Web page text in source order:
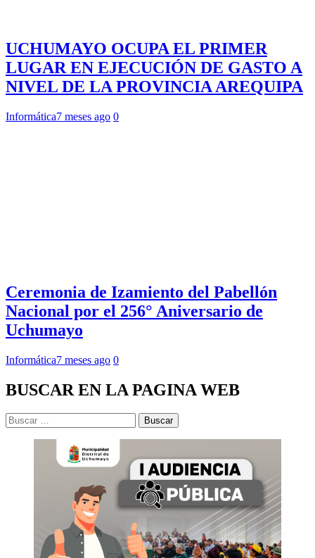
UCHUMAYO OCUPA EL PRIMER
LUGAR EN EJECUCIÓN DE GASTO A
NIVEL DE LA PROVINCIA AREQUIPA
Informática7 meses ago 0
Ceremonia de Izamiento del Pabellón
Nacional por el 256° Aniversario de
Uchumayo
Informática7 meses ago 0
BUSCAR EN LA PAGINA WEB
Buscar: